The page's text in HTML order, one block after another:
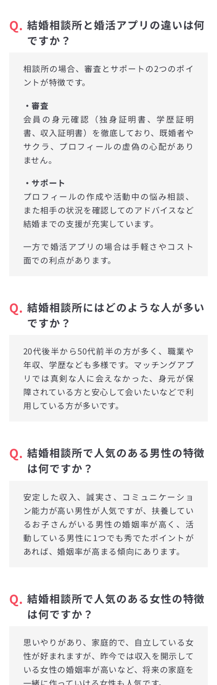
Q. 結婚相談所と婚活アプリの違いは何
ですか？
相談所の場合、審査とサポートの2つのポイ
ントが特徴です。
・審査
会員の身元確認（独身証明書、学歴証明
書、収入証明書）を徹底しており、既婚者や
サクラ、プロフィールの虚偽の心配があり
ません。
・サポート
プロフィールの作成や活動中の悩み相談、
また相手の状況を確認してのアドバイスなど
結婚までの支援が充実しています。
一方で婚活アプリの場合は手軽さやコスト
面での利点があります。
Q. 結婚相談所にはどのような人が多い
ですか？
20代後半から50代前半の方が多く、職業や
年収、学歴なども多様です。マッチングアプ
リでは真剣な人に会えなかった、身元が保
障されている方と安心して会いたいなどで利
用している方が多いです。
Q. 結婚相談所で人気のある男性の特徴
は何ですか？
安定した収入、誠実さ、コミュニケーショ
ン能力が高い男性が人気ですが、扶養してい
るお子さんがいる男性の婚姻率が高く、活
動している男性に1つでも秀でたポイントが
あれば、婚姻率が高まる傾向にあります。
Q. 結婚相談所で人気のある女性の特徴
は何ですか？
思いやりがあり、家庭的で、自立している女
性が好まれますが、昨今では収入を開示して
いる女性の婚姻率が高いなど、将来の家庭を